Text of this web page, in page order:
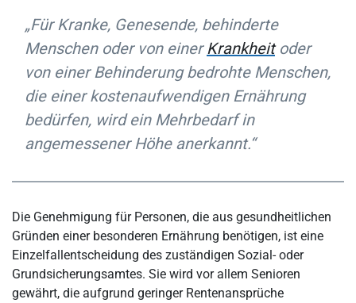
„Für Kranke, Genesende, behinderte
Menschen oder von einer Krankheitoder
von einer Behinderung bedrohte Menschen,
die einer kostenaufwendigen Ernährung
bedürfen, wird ein Mehrbedarf in
angemessener Höhe anerkannt.“
Die Genehmigung für Personen, die aus gesundheitlichen
Gründen einer besonderen Ernährung benötigen, ist eine
Einzelfallentscheidung des zuständigen Sozial- oder
Grundsicherungsamtes. Sie wird vor allem Senioren
gewährt, die aufgrund geringer Rentenansprüche